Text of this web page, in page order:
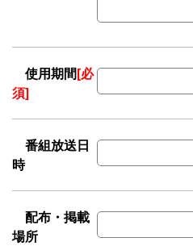
使用期間[必
須]
番組放送日
時
配布・掲載
場所